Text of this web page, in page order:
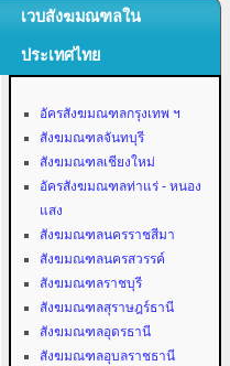
เวบสังฆมณฑลใน
ประเทศไทย
อัครสังฆมณฑลกรุงเทพ ฯ
สังฆมณฑลจันทบุรี
สังฆมณฑลเชียงใหม่
อัครสังฆมณฑลท่าแร่ - หนอง
แสง
สังฆมณฑลนครราชสีมา
สังฆมณฑลนครสวรรค์
สังฆมณฑลราชบุรี
สังฆมณฑลสุราษฎร์ธานี
สังฆมณฑลอุดรธานี
สังฆมณฑลอุบลราชธานี